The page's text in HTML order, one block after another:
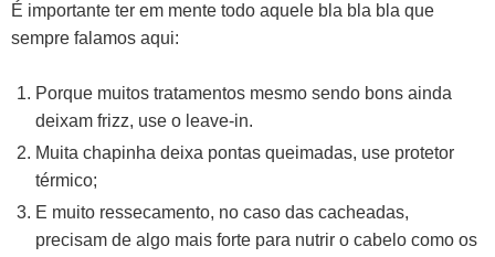
É importante ter em mente todo aquele bla bla bla que
sempre falamos aqui:
Porque muitos tratamentos mesmo sendo bons ainda
deixam frizz, use o leave-in.
Muita chapinha deixa pontas queimadas, use protetor
térmico;
E muito ressecamento, no caso das cacheadas,
precisam de algo mais forte para nutrir o cabelo como os